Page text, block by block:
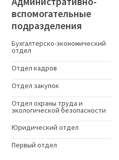
вспомогательные
подразделения
Бухгалтерско-экономический
отдел
Отдел кадров
Отдел закупок
Отдел охраны труда и
экологической безопасности
Юридический отдел
Первый отдел